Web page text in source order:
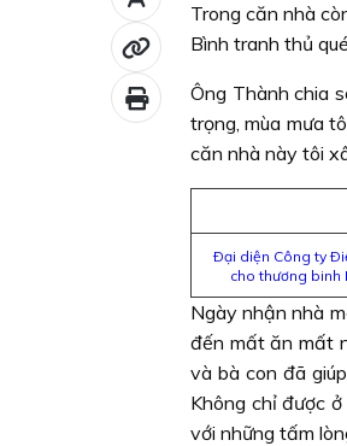
Trong căn nhà
Bình tranh thủ
Ông Thành chia
trọng, mùa mưa
căn nhà này tôi
Ðại diện Công ty
cho thương binh
Ngày nhận nhà
đến mất ăn mất
và bà con đã
Không chỉ được
với những tấm